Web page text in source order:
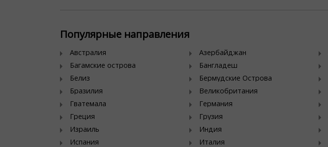
Популярные направления
Австралия Азербайджан
Багамские острова
Бангладеш
Белиз
Бермудские Острова
Бразилия
Великобритания
Гватемала
Германия
Греция
Грузия
Израиль
Индия
Испания
Италия